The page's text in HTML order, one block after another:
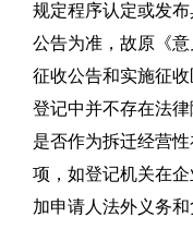
规定程序认定或发
公告为准，故原《
征收公告和实施征
登记中并不存在法
是否作为拆迁经营
项，如登记机关在
加申请人法外义务